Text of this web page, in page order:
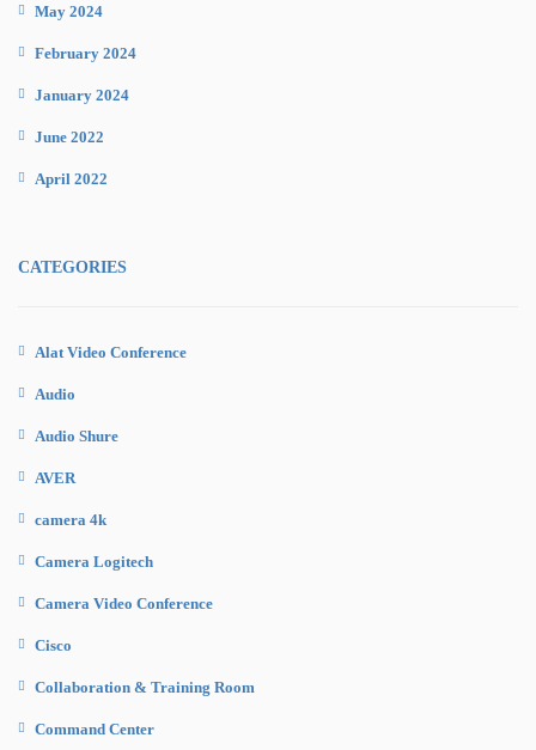
May 2024
February 2024
January 2024
June 2022
April 2022
CATEGORIES
Alat Video Conference
Audio
Audio Shure
AVER
camera 4k
Camera Logitech
Camera Video Conference
Cisco
Collaboration & Training Room
Command Center